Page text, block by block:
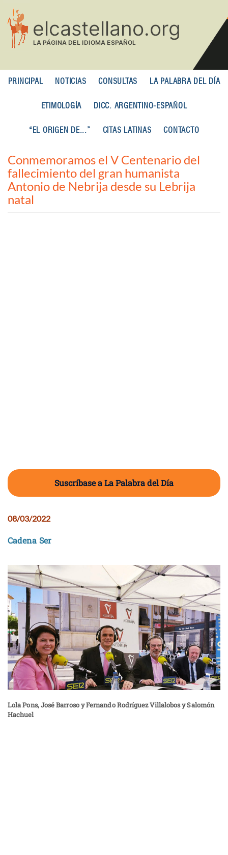
contenido
principal
PRINCIPAL NOTICIAS CONSULTAS LA PALABRA DEL DÍA
ETIMOLOGÍA DICC. ARGENTINO-ESPAÑOL
“EL ORIGEN DE...” CITAS LATINAS CONTACTO
Conmemoramos el V Centenario del
fallecimiento del gran humanista
Antonio de Nebrija desde su Lebrija
natal
Suscríbase a La Palabra del Día
08/03/2022
Cadena Ser
Lola Pons, José Barroso y Fernando Rodríguez Villalobos y Salomón
Hachuel